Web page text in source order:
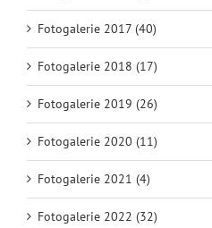
Fotogalerie 2017 (40)
Fotogalerie 2018 (17)
Fotogalerie 2019 (26)
Fotogalerie 2020 (11)
Fotogalerie 2021 (4)
Fotogalerie 2022 (32)